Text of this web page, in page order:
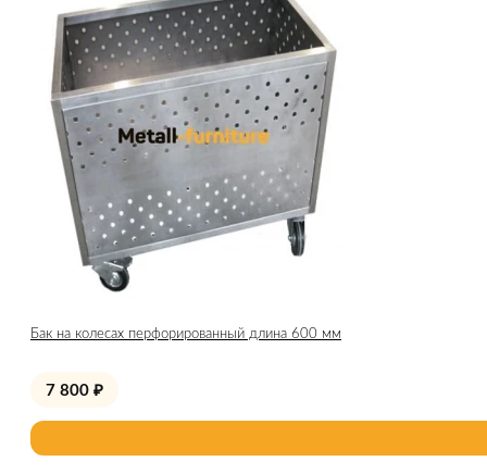
Бак на колесах перфорированный длина 600 мм
7 800 ₽